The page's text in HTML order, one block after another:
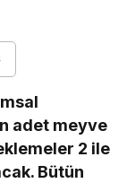
adet meyve
2 ile
Bütün